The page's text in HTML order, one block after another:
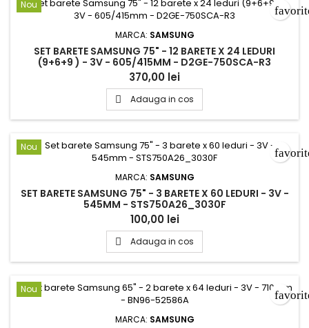
Nou
MARCA: SAMSUNG
SET BARETE SAMSUNG 75" - 12 BARETE X 24 LEDURI
(9+6+9 ) - 3V - 605/415MM - D2GE-750SCA-R3
370,00 lei
 Adauga in cos
Nou
MARCA: SAMSUNG
SET BARETE SAMSUNG 75" - 3 BARETE X 60 LEDURI - 3V -
545MM - STS750A26_3030F
100,00 lei
 Adauga in cos
Nou
MARCA: SAMSUNG